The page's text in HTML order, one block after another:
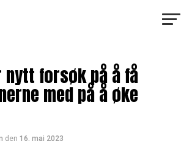
nytt forsøk på å få
med på å øke
den 16. mai 2023